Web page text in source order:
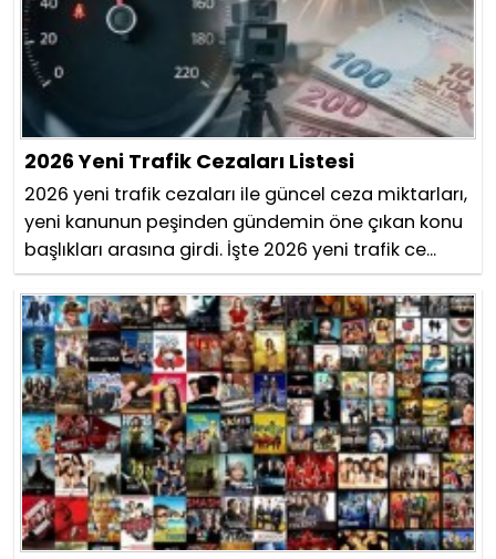
2026 Yeni Trafik Cezaları Listesi
2026 yeni trafik cezaları ile güncel ceza miktarları,
yeni kanunun peşinden gündemin öne çıkan konu
başlıkları arasına girdi. İşte 2026 yeni trafik ce...